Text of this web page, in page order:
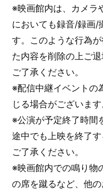
※映画館内は、カメラ
においても録音/録画/
す。このような行為
た内容を削除の上ご
ご了承ください。
※配信中継イベントの
じる場合がございま
※公演が予定終了時間
途中でも上映を終了
ご了承ください。
※映画館内での鳴り物
の席を蹴るなど、他